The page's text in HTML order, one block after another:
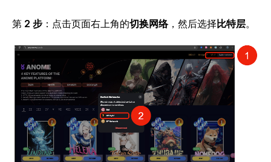
第 2 步 ：点击页面右上角的切换网络，然后选择 比特层。